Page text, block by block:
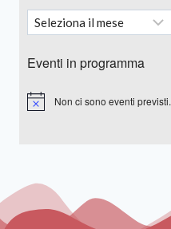
Eventi in programma
Notice Non ci sono eventi previsti.